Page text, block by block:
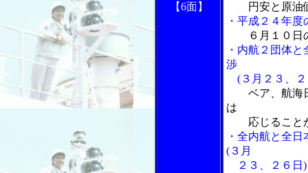
【6面】
円安と原油
・平成２４年
６月１０日
・内航２団体
渉
(３月２３、２
ベア、航海
は
応じること
・全内航と全日
(３月
２３、２６日)